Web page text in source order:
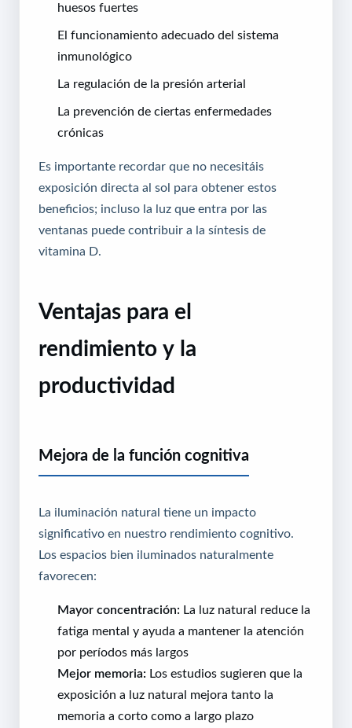
huesos fuertes
El funcionamiento adecuado del sistema
inmunológico
La regulación de la presión arterial
La prevención de ciertas enfermedades
crónicas
Es importante recordar que no necesitáis
exposición directa al sol para obtener estos
beneficios; incluso la luz que entra por las
ventanas puede contribuir a la síntesis de
vitamina D.
Ventajas para el
rendimiento y la
productividad
Mejora de la función cognitiva
La iluminación natural tiene un impacto
significativo en nuestro rendimiento cognitivo.
Los espacios bien iluminados naturalmente
favorecen:
Mayor concentración: La luz natural reduce la
fatiga mental y ayuda a mantener la atención
por períodos más largos
Mejor memoria: Los estudios sugieren que la
exposición a luz natural mejora tanto la
memoria a corto como a largo plazo